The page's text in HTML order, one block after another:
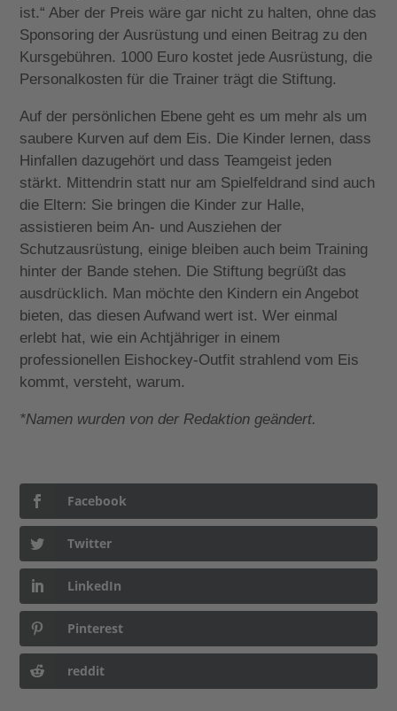
ist.“ Aber der Preis wäre gar nicht zu halten, ohne das
Sponsoring der Ausrüstung und einen Beitrag zu den
Kursgebühren. 1000 Euro kostet jede Ausrüstung, die
Personalkosten für die Trainer trägt die Stiftung.
Auf der persönlichen Ebene geht es um mehr als um
saubere Kurven auf dem Eis. Die Kinder lernen, dass
Hinfallen dazugehört und dass Teamgeist jeden
stärkt. Mittendrin statt nur am Spielfeldrand sind auch
die Eltern: Sie bringen die Kinder zur Halle,
assistieren beim An- und Ausziehen der
Schutzausrüstung, einige bleiben auch beim Training
hinter der Bande stehen. Die Stiftung begrüßt das
ausdrücklich. Man möchte den Kindern ein Angebot
bieten, das diesen Aufwand wert ist. Wer einmal
erlebt hat, wie ein Achtjähriger in einem
professionellen Eishockey-Outfit strahlend vom Eis
kommt, versteht, warum.
*Namen wurden von der Redaktion geändert.
Facebook
Twitter
LinkedIn
Pinterest
reddit